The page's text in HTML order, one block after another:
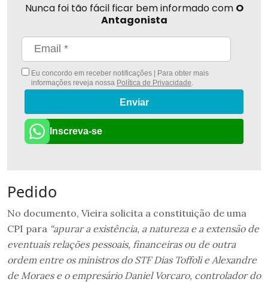
Nunca foi tão fácil ficar bem informado com O
Antagonista
Eu concordo em receber notificações | Para obter mais
informações reveja nossa Política de Privacidade
Enviar
Inscreva-se
Pedido
No documento, Vieira solicita a constituição de uma
CPI para “apurar a existência, a natureza e a extensão de
eventuais relações pessoais, financeiras ou de outra
ordem entre os ministros do STF Dias Toffoli e Alexandre
de Moraes e o empresário Daniel Vorcaro, controlador do